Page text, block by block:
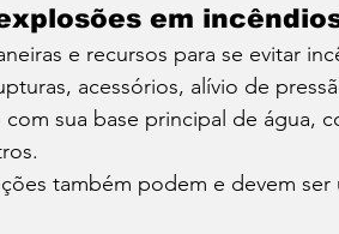
em
e recursos para se evitar
acessórios, alívio de
sua base principal de água,
também podem e devem ser